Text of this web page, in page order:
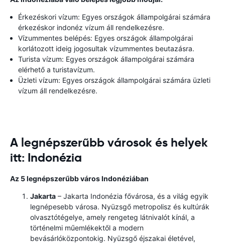
Érkezéskori vízum: Egyes országok állampolgárai számára
érkezéskor indonéz vízum áll rendelkezésre.
Vízummentes belépés: Egyes országok állampolgárai
korlátozott ideig jogosultak vízummentes beutazásra.
Turista vízum: Egyes országok állampolgárai számára
elérhető a turistavízum.
Üzleti vízum: Egyes országok állampolgárai számára üzleti
vízum áll rendelkezésre.
A legnépszerűbb városok és helyek
itt: Indonézia
Az 5 legnépszerűbb város Indonéziában
Jakarta – Jakarta Indonézia fővárosa, és a világ egyik
legnépesebb városa. Nyüzsgő metropolisz és kultúrák
olvasztótégelye, amely rengeteg látnivalót kínál, a
történelmi műemlékektől a modern
bevásárlóközpontokig. Nyüzsgő éjszakai életével,